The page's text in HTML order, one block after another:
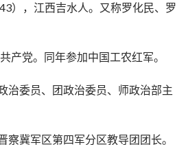
），江西吉水人。又称罗化民、罗
产党。同年参加中国工农红军。
治委员、团政治委员、师政治部主
察冀军区第四军分区教导团团长。